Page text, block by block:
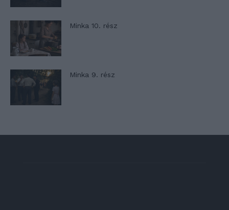
Minka 10. rész
Minka 9. rész